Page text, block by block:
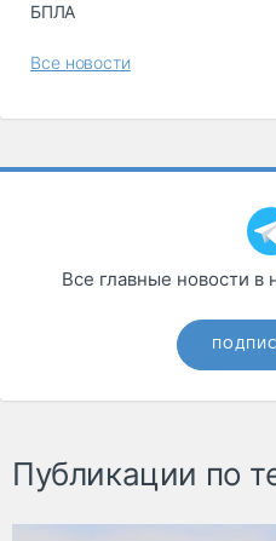
БПЛА
Все новости
Все главные новости в
Публикации по